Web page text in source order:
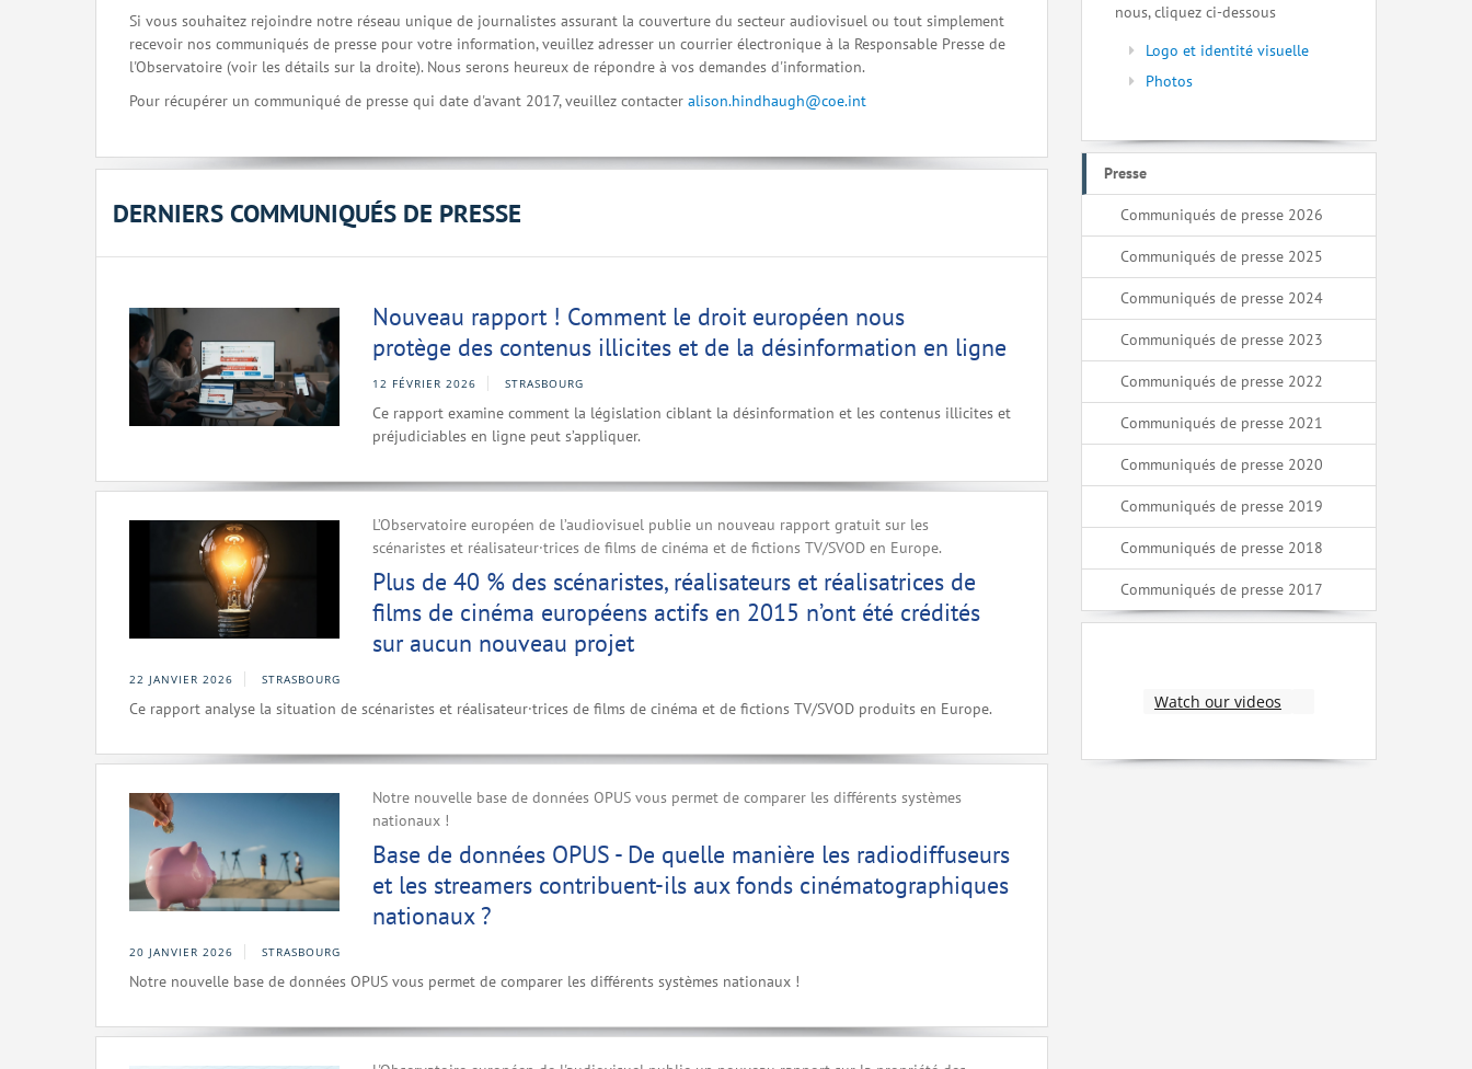
Si vous souhaitez rejoindre notre réseau unique de journalistes assurant la couverture du secteur audiovisuel ou tout simplement
recevoir nos communiqués de presse pour votre information, veuillez adresser un courrier électronique à la Responsable Presse de
l'Observatoire (voir les détails sur la droite). Nous serons heureux de répondre à vos demandes d'information.
Pour récupérer un communiqué de presse qui date d'avant 2017, veuillez contacter alison.hindhaugh@coe.int
DERNIERS COMMUNIQUÉS DE PRESSE
Nouveau rapport ! Comment le droit européen nous
protège des contenus illicites et de la désinformation en ligne
12 FÉVRIER 2026 STRASBOURG
Ce rapport examine comment la législation ciblant la désinformation et les contenus illicites et
préjudiciables en ligne peut s’appliquer.
L’Observatoire européen de l’audiovisuel publie un nouveau rapport gratuit sur les
scénaristes et réalisateur·trices de films de cinéma et de fictions TV/SVOD en Europe.
Plus de 40 % des scénaristes, réalisateurs et réalisatrices de
films de cinéma européens actifs en 2015 n’ont été crédités
sur aucun nouveau projet
22 JANVIER 2026 STRASBOURG
Ce rapport analyse la situation de scénaristes et réalisateur·trices de films de cinéma et de fictions TV/SVOD produits en Europe.
Notre nouvelle base de données OPUS vous permet de comparer les différents systèmes
nationaux !
Base de données OPUS - De quelle manière les radiodiffuseurs
et les streamers contribuent-ils aux fonds cinématographiques
nationaux ?
20 JANVIER 2026 STRASBOURG
Notre nouvelle base de données OPUS vous permet de comparer les différents systèmes nationaux !
nous, cliquez ci-dessous
Logo et identité visuelle
Photos
Presse
Communiqués de presse 2026
Communiqués de presse 2025
Communiqués de presse 2024
Communiqués de presse 2023
Communiqués de presse 2022
Communiqués de presse 2021
Communiqués de presse 2020
Communiqués de presse 2019
Communiqués de presse 2018
Communiqués de presse 2017
Watch our videos